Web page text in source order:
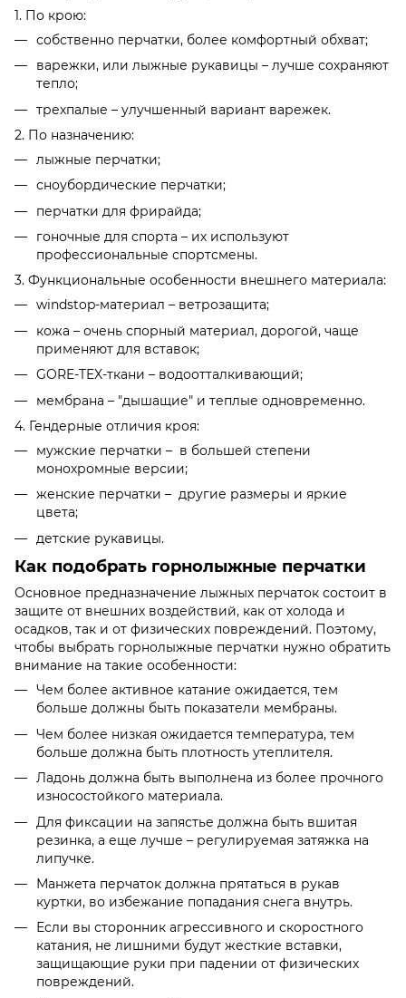
1. По крою:
собственно перчатки, более комфортный обхват;
варежки, или лыжные рукавицы – лучше сохраняют
тепло;
трехпалые – улучшенный вариант варежек.
2. По назначению:
лыжные перчатки;
сноубордические перчатки;
перчатки для фрирайда;
гоночные для спорта – их используют
профессиональные спортсмены.
3. Функциональные особенности внешнего материала:
windstop-материал – ветрозащита;
кожа – очень спорный материал, дорогой, чаще
применяют для вставок;
GORE-TEX-ткани – водоотталкивающий;
мембрана – "дышащие" и теплые одновременно.
4. Гендерные отличия кроя:
мужские перчатки – в большей степени
монохромные версии;
женские перчатки – другие размеры и яркие
цвета;
детские рукавицы.
Как подобрать горнолыжные перчатки
Основное предназначение лыжных перчаток состоит в
защите от внешних воздействий, как от холода и
осадков, так и от физических повреждений. Поэтому,
чтобы выбрать горнолыжные перчатки нужно обратить
внимание на такие особенности:
Чем более активное катание ожидается, тем
больше должны быть показатели мембраны.
Чем более низкая ожидается температура, тем
больше должна быть плотность утеплителя.
Ладонь должна быть выполнена из более прочного
износостойкого материала.
Для фиксации на запястье должна быть вшитая
резинка, а еще лучше – регулируемая затяжка на
липучке.
Манжета перчаток должна прятаться в рукав
куртки, во избежание попадания снега внутрь.
Если вы сторонник агрессивного и скоростного
катания, не лишними будут жесткие вставки,
защищающие руки при падении от физических
повреждений.